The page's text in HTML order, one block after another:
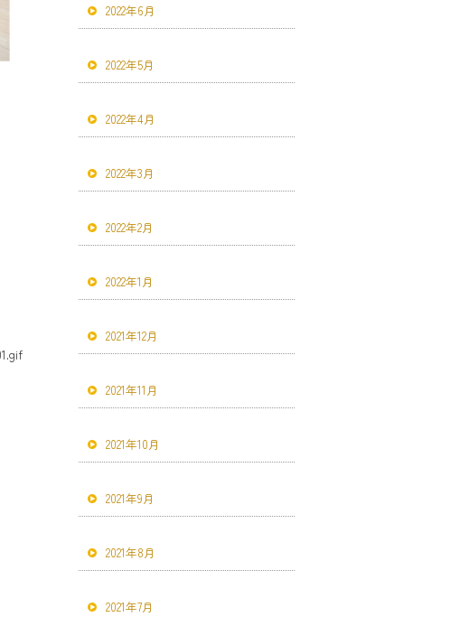
2022年6月
2022年5月
2022年4月
2022年3月
2022年2月
2022年1月
2021年12月
2021年11月
2021年10月
2021年9月
2021年8月
2021年7月